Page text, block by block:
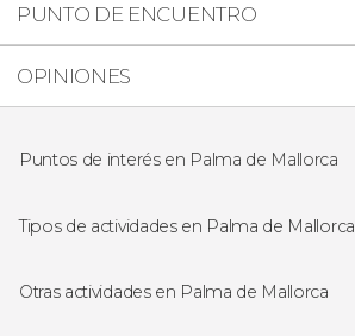
PUNTO DE ENCUENTRO
OPINIONES
Puntos de interés en Palma de Mallorca
Tipos de actividades en Palma de Mallorca
Free tours en Palma de Mallorca
Otras actividades en Palma de Mallorca